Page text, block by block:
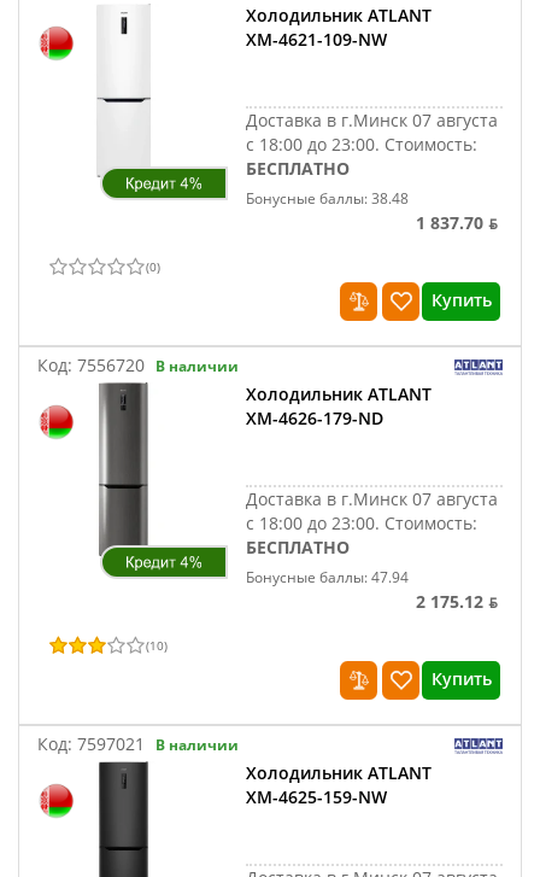
Холодильник ATLANT
ХМ-4621-109-NW
Доставка в г.Минск 07 августа
с 18:00 до 23:00. Стоимость:
БЕСПЛАТНО
Бонусные баллы: 38.48
1 837.70 ƃ
(0)
Купить
Код: 7556720 В наличии
Холодильник ATLANT
ХМ-4626-179-ND
Доставка в г.Минск 07 августа
с 18:00 до 23:00. Стоимость:
БЕСПЛАТНО
Бонусные баллы: 47.94
2 175.12 ƃ
(10)
Купить
Код: 7597021 В наличии
Холодильник ATLANT
ХМ-4625-159-NW